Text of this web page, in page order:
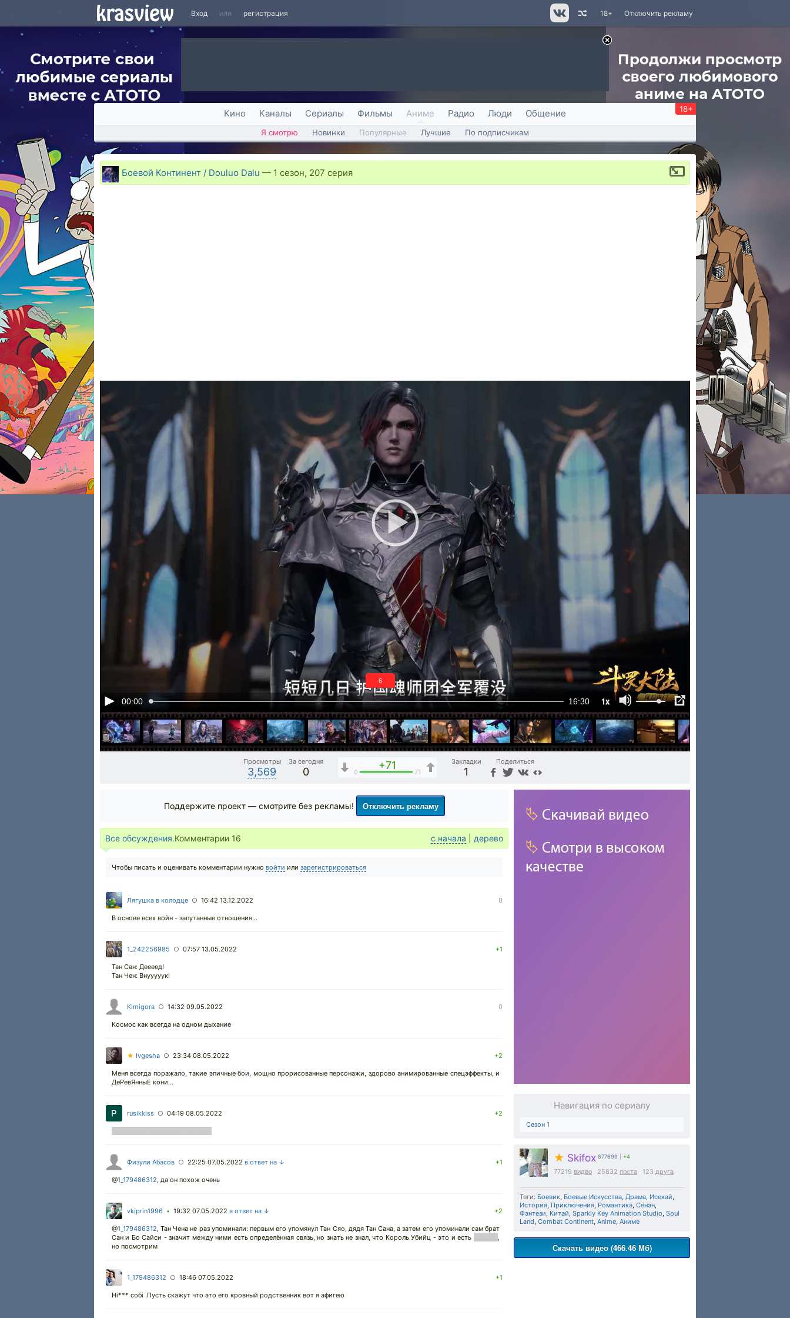
Вход или регистрация Отключить рекламу
18+
Кино Каналы Сериалы Фильмы Аниме Радио Люди Общение 18+
Я смотрю Новинки Популярные Лучшие По подписчикам
Боевой Континент / Douluo Dalu — 1 сезон, 207 серия
00:00 16:30 1x
5
Просмотры
3,569
За сегодня
0
+71
0 71
Закладки
1
Поделиться
Навигация по сериалу
Сезон 1
★ Skifox 877699 +4
77219 видео 25832 поста 123 друга
Теги: Боевик, Боевые Искусства, Драма, Исекай,
История, Приключения, Романтика, Сёнэн,
Фэнтези, Китай, Sparkly Key Animation Studio, Soul
Land, Combat Continent, Anime, Аниме
Скачать видео (466.46 Мб)
Поддержите проект — смотрите без рекламы! Отключить рекламу
Все обсуждения.Комментарии 16 с начала дерево
Чтобы писать и оценивать комментарии нужно войти или зарегистрироваться
Лягушка в колодце ○ 16:42 13.12.2022 0
В основе всех войн - запутанные отношения...
1_242256985 ○ 07:57 13.05.2022 +1
Тан Сан: Деееед!
Тан Чен: Внууууук!
Kimigora ○ 14:32 09.05.2022 0
Космос как всегда на одном дыхание
★ Ivgesha ○ 23:34 08.05.2022 +2
Меня всегда поражало, такие эпичные бои, мощно прорисованные персонажи, здорово анимированные спецэффекты, и
ДеРевЯнныЕ кони...
rusikkiss ○ 04:19 08.05.2022 +2
Физули Абасов ○ 22:25 07.05.2022 в ответ на ↓ +1
@1_179486312, да он похож очень
vkiprin1996 • 19:32 07.05.2022 в ответ на ↓ +2
@1_179486312, Тан Чена не раз упоминали: первым его упомянул Тан Сяо, дядя Тан Сана, а затем его упоминали сам брат
Сан и Бо Сайси - значит между ними есть определённая связь, но знать не знал, что Король Убийц - это и есть
,
но посмотрим
1_179486312 ○ 18:46 07.05.2022 +1
Ні*** собі .Пусть скажут что это его кровный родственник вот я афигею